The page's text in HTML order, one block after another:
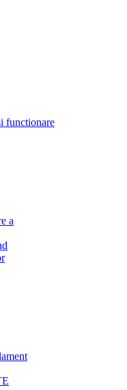
functionare
a